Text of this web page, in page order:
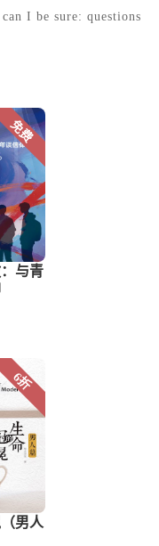
I be sure: questions